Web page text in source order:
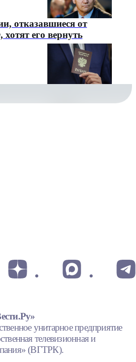
отказавшиеся от
его вернуть
унитарное предприятие
телевизионная и
(ВГТРК).